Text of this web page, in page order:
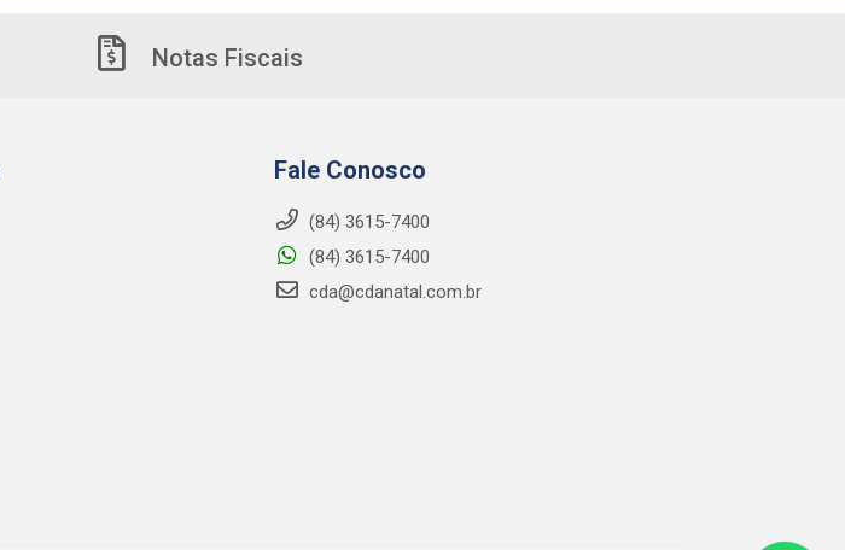
Notas Fiscais
Fale Conosco
(84) 3615-7400
(84) 3615-7400
cda@cdanatal.com.br